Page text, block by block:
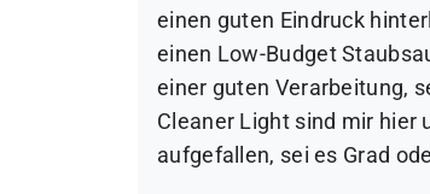
einen guten Eindruck
einen Low-Budget
einer guten Verarbeitung,
Cleaner Light sind mir hier
aufgefallen, sei es Grad